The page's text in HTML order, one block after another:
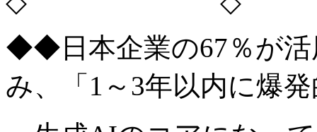
◆◆日本企業の67％が活
み、「1～3年以内に爆